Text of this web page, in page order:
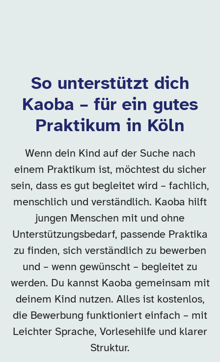
So unterstützt dich
Kaoba – für ein gutes
Praktikum in Köln
Wenn dein Kind auf der Suche nach
einem Praktikum ist, möchtest du sicher
sein, dass es gut begleitet wird – fachlich,
menschlich und verständlich. Kaoba hilft
jungen Menschen mit und ohne
Unterstützungsbedarf, passende Praktika
zu finden, sich verständlich zu bewerben
und – wenn gewünscht – begleitet zu
werden. Du kannst Kaoba gemeinsam mit
deinem Kind nutzen. Alles ist kostenlos,
die Bewerbung funktioniert einfach – mit
Leichter Sprache, Vorlesehilfe und klarer
Struktur.